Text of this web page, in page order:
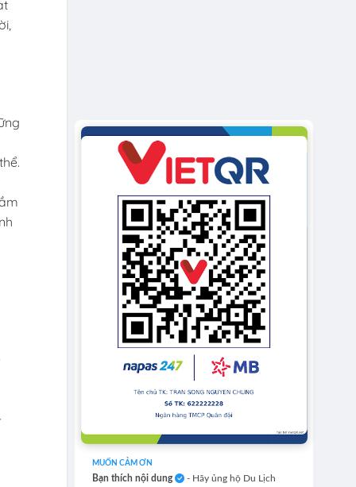
MUỐN CẢM ƠN
Bạn thích nội dung
- Hãy ủng hộ Du Lịch